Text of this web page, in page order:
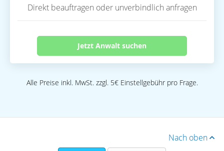
Direkt beauftragen oder unverbindlich anfragen
Jetzt Anwalt suchen
Alle Preise inkl. MwSt. zzgl. 5€ Einstellgebühr pro Frage.
Nach oben